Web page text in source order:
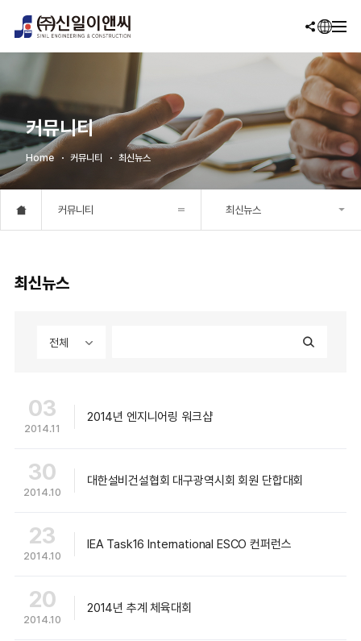
커뮤니티
Home 커뮤니티 최신뉴스
커뮤니티 최신뉴스
최신뉴스
전체
03
2014.11
2014년 엔지니어링 워크샵
30
2014.10
대한설비건설협회 대구광역시회 회원 단합대회
23
2014.10
IEA Task16 International ESCO 컨퍼런스
20
2014.10
2014년 추계 체육대회